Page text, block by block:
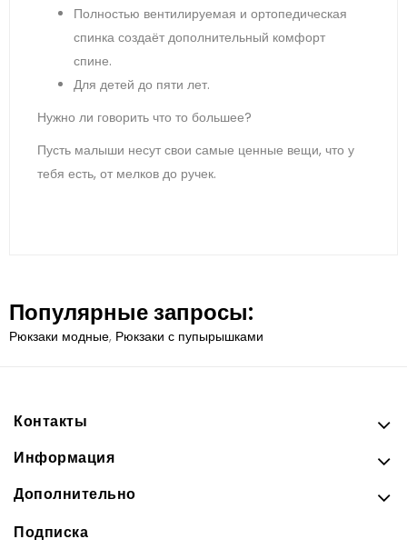
Полностью вентилируемая и ортопедическая
спинка создаёт дополнительный комфорт
спине.
Для детей до пяти лет.
Нужно ли говорить что то большее?
Пусть малыши несут свои самые ценные вещи, что у
тебя есть, от мелков до ручек.
Популярные запросы:
Рюкзаки модные, Рюкзаки с пупырышками
Контакты
Информация
Дополнительно
Подписка